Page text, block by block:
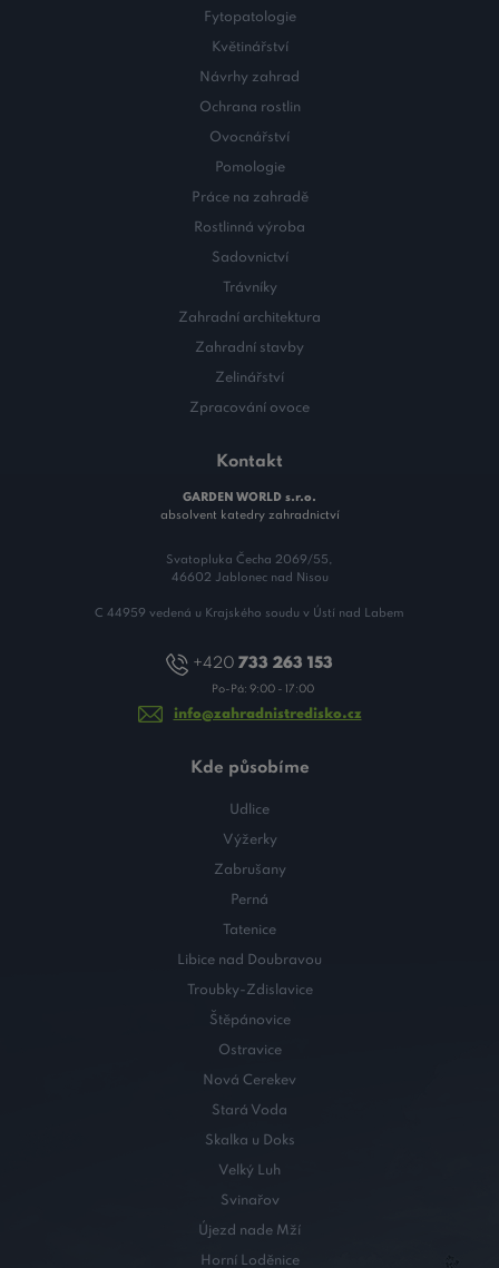
Fytopatologie
Květinářství
Návrhy zahrad
Ochrana rostlin
Ovocnářství
Pomologie
Práce na zahradě
Rostlinná výroba
Sadovnictví
Trávníky
Zahradní architektura
Zahradní stavby
Zelinářství
Zpracování ovoce
Kontakt
GARDEN WORLD s.r.o.
absolvent katedry zahradnictví
Svatopluka Čecha 2069/55,
46602 Jablonec nad Nisou
C 44959 vedená u Krajského soudu v Ústí nad Labem
+420 733 263 153
Po-Pá: 9:00 - 17:00
info@zahradnistredisko.cz
Kde působíme
Udlice
Výžerky
Zabrušany
Perná
Tatenice
Libice nad Doubravou
Troubky-Zdislavice
Štěpánovice
Ostravice
Nová Cerekev
Stará Voda
Skalka u Doks
Velký Luh
Svinařov
Újezd nade Mží
Horní Loděnice